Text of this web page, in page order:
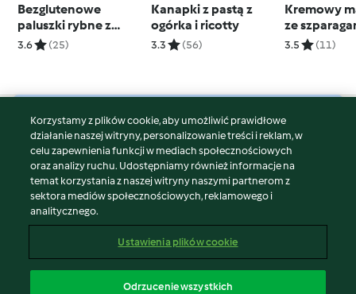
Bezglutenowe
paluszki rybne z
piekarnika z
3.6 (25)
Kanapki z pastą z
ogórka i ricotty
3.3 (56)
Kremowy
ze
3.5 (11)
© Copyright 2026
Warunki korzystania
Polityka prywatności
Disclaimer
Znak wydawcy
Zgłoś treść
Korzystamy z plików cookie, aby umożliwić prawidłowe
działanie naszej witryny, personalizowanie treści i reklam, w
celu zapewnienia funkcji w mediach społecznościowych
oraz analizy ruchu. Udostępniamy również informacje na
temat korzystania z naszej witryny naszymi partnerom z
sektora mediów społecznościowych, reklamowego i
analitycznego.
Ustawienia plików cookie
Odrzucenie wszystkich